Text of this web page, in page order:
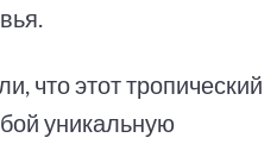
что этот тропический
уникальную